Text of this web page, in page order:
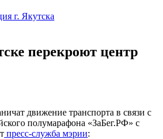
г. Якутска
перекроют центр
движение транспорта в связи с
полумарафона «ЗаБег.РФ» с
пресс-служба мэрии: